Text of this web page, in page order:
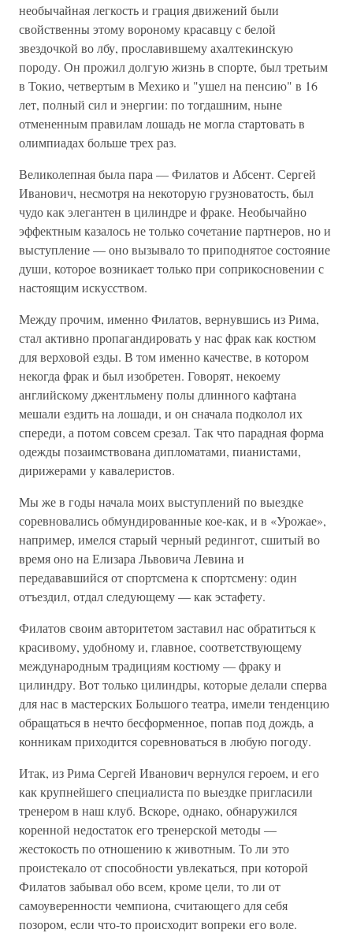
необычайная легкость и грация движений были
свойственны этому вороному красавцу с белой
звездочкой во лбу, прославившему ахалтекинскую
породу. Он прожил долгую жизнь в спорте, был третьим
в Токио, четвертым в Мехико и "ушел на пенсию" в 16
лет, полный сил и энергии: по тогдашним, ныне
отмененным правилам лошадь не могла стартовать в
олимпиадах больше трех раз.
Великолепная была пара — Филатов и Абсент. Сергей
Иванович, несмотря на некоторую грузноватость, был
чудо как элегантен в цилиндре и фраке. Необычайно
эффектным казалось не только сочетание партнеров, но и
выступление — оно вызывало то приподнятое состояние
души, которое возникает только при соприкосновении с
настоящим искусством.
Между прочим, именно Филатов, вернувшись из Рима,
стал активно пропагандировать у нас фрак как костюм
для верховой езды. В том именно качестве, в котором
некогда фрак и был изобретен. Говорят, некоему
английскому джентльмену полы длинного кафтана
мешали ездить на лошади, и он сначала подколол их
спереди, а потом совсем срезал. Так что парадная форма
одежды позаимствована дипломатами, пианистами,
дирижерами у кавалеристов.
Мы же в годы начала моих выступлений по выездке
соревновались обмундированные кое-как, и в «Урожае»,
например, имелся старый черный редингот, сшитый во
время оно на Елизара Львовича Левина и
передававшийся от спортсмена к спортсмену: один
отъездил, отдал следующему — как эстафету.
Филатов своим авторитетом заставил нас обратиться к
красивому, удобному и, главное, соответствующему
международным традициям костюму — фраку и
цилиндру. Вот только цилиндры, которые делали сперва
для нас в мастерских Большого театра, имели тенденцию
обращаться в нечто бесформенное, попав под дождь, а
конникам приходится соревноваться в любую погоду.
Итак, из Рима Сергей Иванович вернулся героем, и его
как крупнейшего специалиста по выездке пригласили
тренером в наш клуб. Вскоре, однако, обнаружился
коренной недостаток его тренерской методы —
жестокость по отношению к животным. То ли это
проистекало от способности увлекаться, при которой
Филатов забывал обо всем, кроме цели, то ли от
самоуверенности чемпиона, считающего для себя
позором, если что-то происходит вопреки его воле.